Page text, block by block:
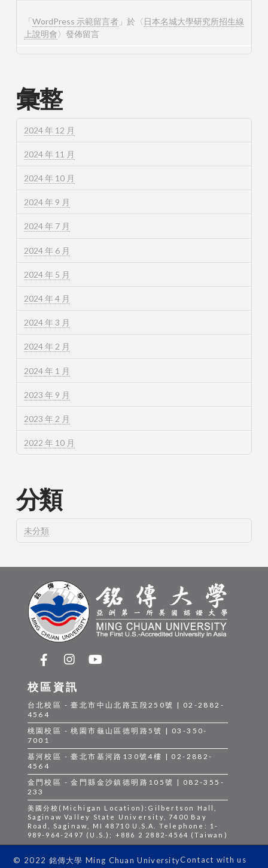
「WordPress 示範留言者」於〈 日本名城大學研究所招生線
上說明會〉發佈留言
彙整
2024 年 12 月
2024 年 11 月
2024 年 10 月
2024 年 9 月
2024 年 7 月
2024 年 6 月
2024 年 5 月
2024 年 4 月
2024 年 3 月
2024 年 2 月
2024 年 1 月
2023 年 9 月
2023 年 2 月
2022 年 10 月
分類
未分類
校區資訊
台北校區 - 臺北市中山北路五段250號 | 02-2882-
4564
桃園校區 - 桃園市龜山區德明路5號 | 03-350-
7001
基河校區 - 臺北市基河路130號4樓 | 02-2882-
4564
金門校區 - 金門縣金沙鎮德明路105號 | 082-355-
233
美國分校(Michigan Location):Gilbertson Hall,
Saginaw Valley State University, 7400 Bay
Road, Saginaw, MI 48710 U.S.A. Telephone: 1-
989-964-2497 (U.S.); +886 2 2882-4564 (Taiwan)
© 2022 銘傳大學 Ming Chuan UniversityContact with us